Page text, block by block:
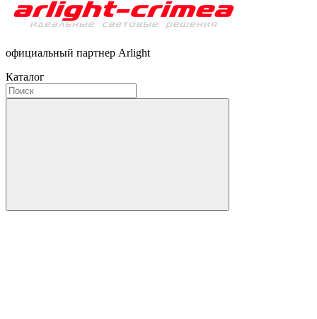
официальный партнер Arlight
Каталог